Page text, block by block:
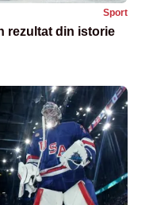
Sport
rezultat din istorie